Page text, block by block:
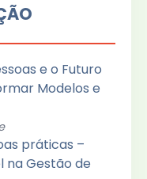
e o Futuro
Modelos e
práticas –
na Gestão de